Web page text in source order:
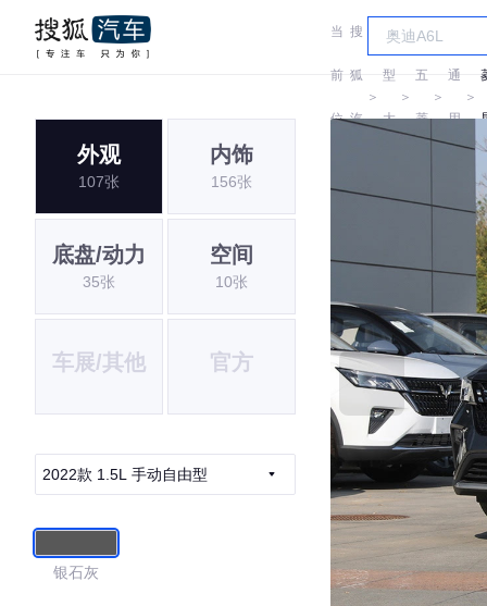
当
前
位
搜
狐
汽
＞
车
型
大
＞
五
菱
＞
通
用
菱
＞
外观
107张
内饰
156张
底盘/动力
35张
空间
10张
车展/其他 官方
2022款 1.5L 手动自由型
银石灰